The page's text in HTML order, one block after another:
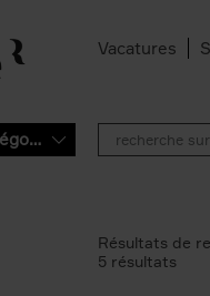
Vacatures
Sélectionnez une catégorie
Résultats de
5 résultats